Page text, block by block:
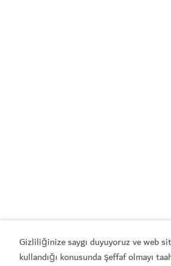
Gizliliğinize saygı duyuyoruz ve web
kullandığı konusunda şeffaf olmayı